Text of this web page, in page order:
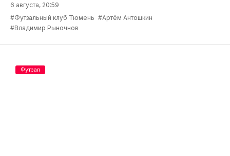
6 августа, 20:59
#Футзальный клуб Тюмень #Артём Антошкин
#Владимир Рыночнов
Футзал